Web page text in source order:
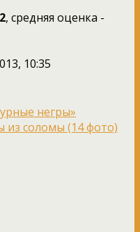
, средняя оценка -
10:35
негры»
из соломы (14 фото)